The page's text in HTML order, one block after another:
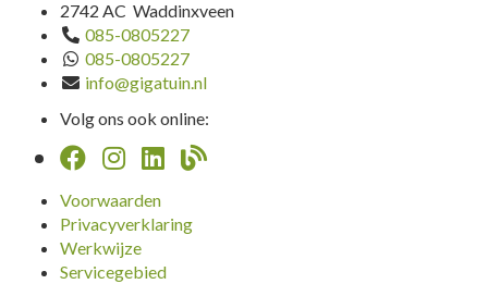
2742 AC Waddinxveen
085-0805227
085-0805227
info@gigatuin.nl
Volg ons ook online:
Voorwaarden
Privacyverklaring
Werkwijze
Servicegebied